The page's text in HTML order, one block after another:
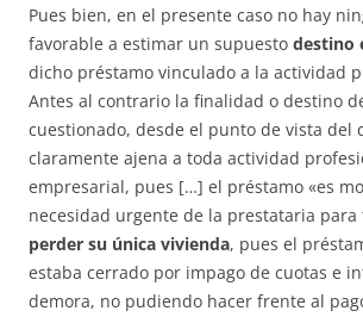
Pues bien, en el presente caso no hay
favorable a estimar un supuesto destino
dicho préstamo vinculado a la actividad
Antes al contrario la finalidad o destino
cuestionado, desde el punto de vista del
claramente ajena a toda actividad
empresarial, pues […] el préstamo «es
necesidad urgente de la prestataria para
perder su única vivienda, pues el
estaba cerrado por impago de cuotas e
demora, no pudiendo hacer frente al